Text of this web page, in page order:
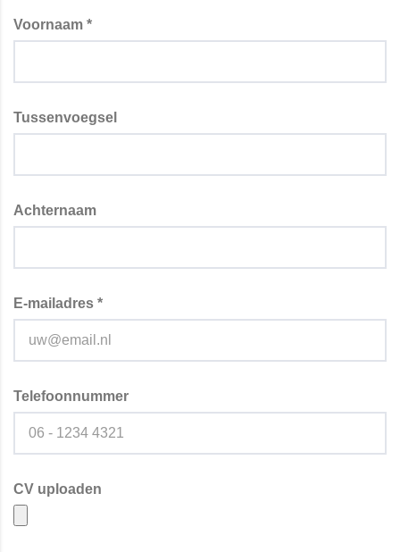
Voornaam *
Tussenvoegsel
Achternaam
E-mailadres *
Telefoonnummer
CV uploaden